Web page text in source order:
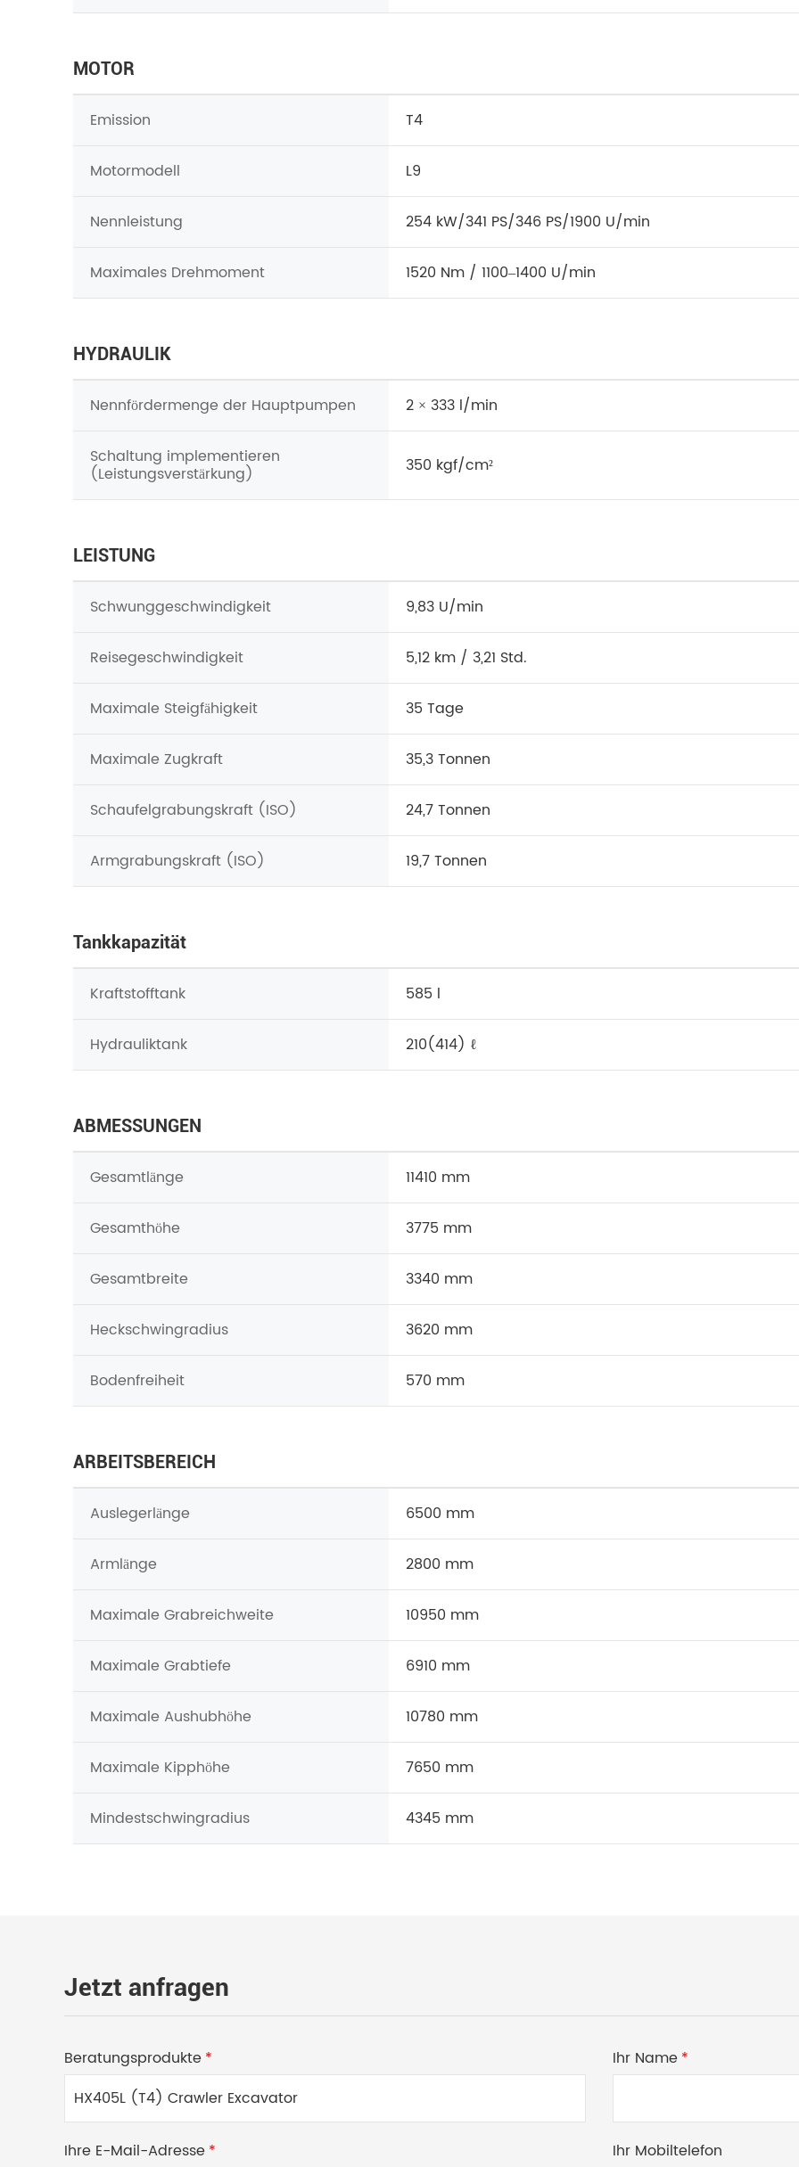
MOTOR
Emission T4
Motormodell L9
Nennleistung 254 kW/341 PS/346 PS/1900 U/min
Maximales Drehmoment 1520 Nm / 1100–1400 U/min
HYDRAULIK
Nennfördermenge der Hauptpumpen 2 × 333 l/min
Schaltung implementieren
(Leistungsverstärkung) 350 kgf/cm²
LEISTUNG
Schwunggeschwindigkeit 9,83 U/min
Reisegeschwindigkeit 5,12 km / 3,21 Std.
Maximale Steigfähigkeit 35 Tage
Maximale Zugkraft 35,3 Tonnen
Schaufelgrabungskraft (ISO) 24,7 Tonnen
Armgrabungskraft (ISO) 19,7 Tonnen
Tankkapazität
Kraftstofftank 585 l
Hydrauliktank 210(414) ℓ
ABMESSUNGEN
Gesamtlänge 11410 mm
Gesamthöhe 3775 mm
Gesamtbreite 3340 mm
Heckschwingradius 3620 mm
Bodenfreiheit 570 mm
ARBEITSBEREICH
Auslegerlänge 6500 mm
Armlänge 2800 mm
Maximale Grabreichweite 10950 mm
Maximale Grabtiefe 6910 mm
Maximale Aushubhöhe 10780 mm
Maximale Kipphöhe 7650 mm
Mindestschwingradius 4345 mm
Jetzt anfragen
Beratungsprodukte* Ihr Name*
Ihre E-Mail-Adresse* Ihr Mobiltelefon